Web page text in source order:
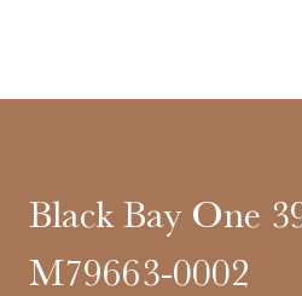
Black Bay One
M79663-0002